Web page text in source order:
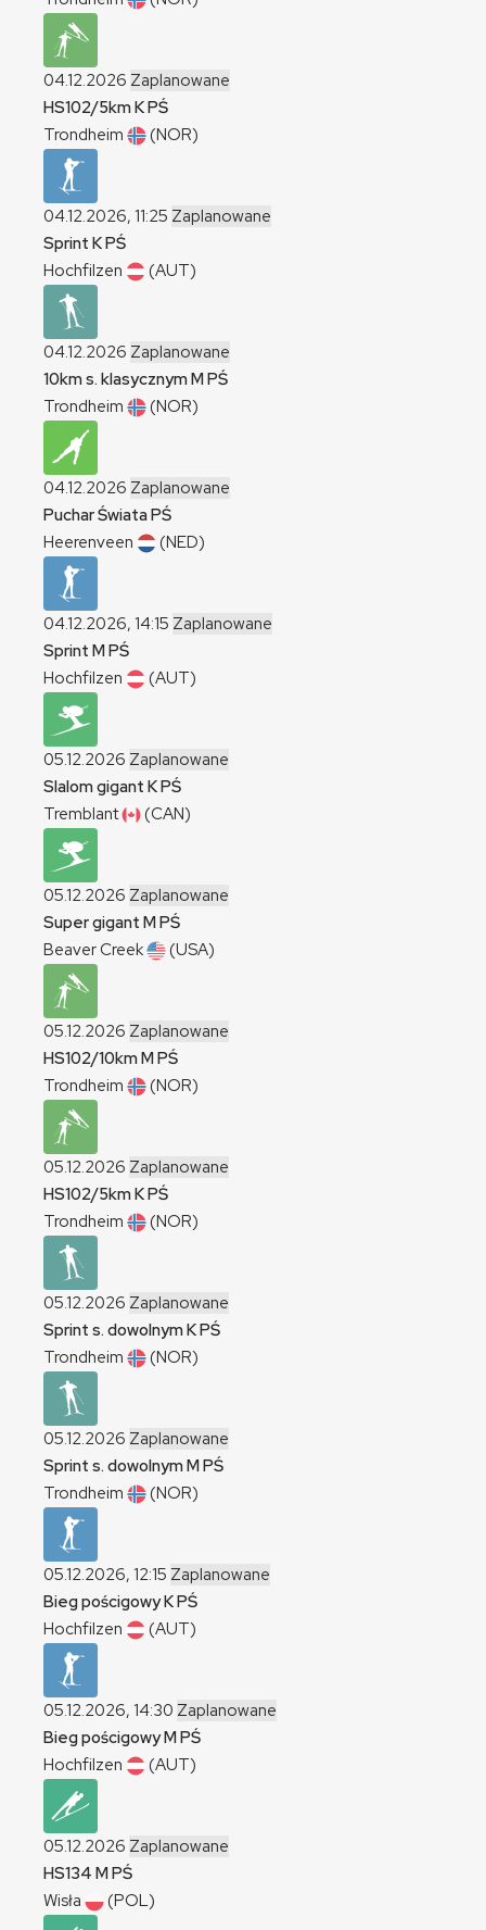
04.12.2026 Zaplanowane
HS102/5kmKPŚ
Trondheim
(NOR)
04.12.2026, 11:25 Zaplanowane
Sprint KPŚ
Hochfilzen
(AUT)
04.12.2026 Zaplanowane
10km s. klasycznymMPŚ
Trondheim
(NOR)
04.12.2026 Zaplanowane
Puchar ŚwiataPŚ
Heerenveen
(NED)
04.12.2026, 14:15 Zaplanowane
Sprint MPŚ
Hochfilzen
(AUT)
05.12.2026 Zaplanowane
Slalom gigant KPŚ
Tremblant
(CAN)
05.12.2026 Zaplanowane
Super gigant MPŚ
Beaver Creek
(USA)
05.12.2026 Zaplanowane
HS102/10kmMPŚ
Trondheim
(NOR)
05.12.2026 Zaplanowane
HS102/5kmKPŚ
Trondheim
(NOR)
05.12.2026 Zaplanowane
Sprint s. dowolnymKPŚ
Trondheim
(NOR)
05.12.2026 Zaplanowane
Sprint s. dowolnymMPŚ
Trondheim
(NOR)
05.12.2026, 12:15 Zaplanowane
Bieg pościgowyKPŚ
Hochfilzen
(AUT)
05.12.2026, 14:30 Zaplanowane
Bieg pościgowyMPŚ
Hochfilzen
(AUT)
05.12.2026 Zaplanowane
HS134 MPŚ
Wisła
(POL)